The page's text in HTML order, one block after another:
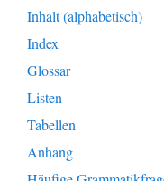
Inhalt (alphabetisch)
Index
Glossar
Listen
Tabellen
Anhang